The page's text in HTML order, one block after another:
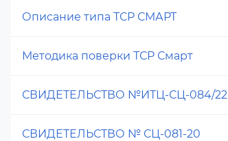
Описание типа ТСР СМАРТ
Методика поверки ТСР Смарт
СВИДЕТЕЛЬСТВО №ИТЦ-СЦ-084/22
СВИДЕТЕЛЬСТВО № СЦ-081-20